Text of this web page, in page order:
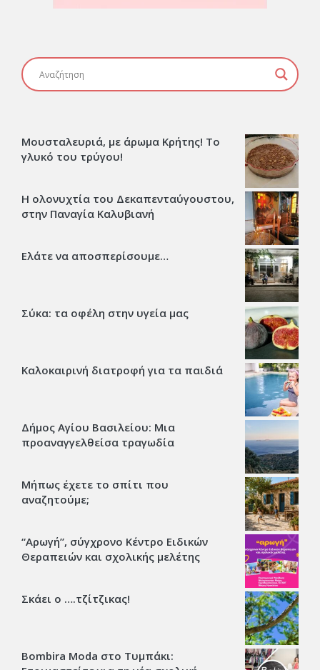
Μουσταλευριά, με άρωμα Κρήτης! Το
γλυκό του τρύγου!
Η ολονυχτία του Δεκαπενταύγουστου,
στην Παναγία Καλυβιανή
Ελάτε να αποσπερίσουμε…
Σύκα: τα οφέλη στην υγεία μας
Καλοκαιρινή διατροφή για τα παιδιά
Δήμος Αγίου Βασιλείου: Μια
προαναγγελθείσα τραγωδία
Μήπως έχετε το σπίτι που
αναζητούμε;
“Αρωγή”, σύγχρονο Κέντρο Ειδικών
Θεραπειών και σχολικής μελέτης
Σκάει ο ….τζίτζικας!
Bombira Moda στο Τυμπάκι: